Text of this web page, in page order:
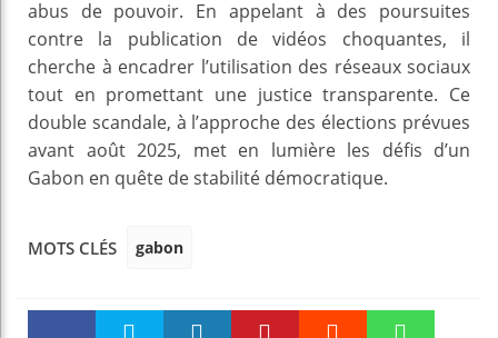
abus de pouvoir. En appelant à des poursuites
contre la publication de vidéos choquantes, il
cherche à encadrer l’utilisation des réseaux sociaux
tout en promettant une justice transparente. Ce
double scandale, à l’approche des élections prévues
avant août 2025, met en lumière les défis d’un
Gabon en quête de stabilité démocratique.
MOTS CLÉS gabon